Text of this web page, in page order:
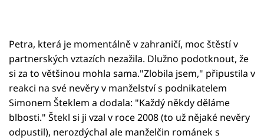
Petra, která je momentálně v zahraničí, moc štěstí v
partnerských vztazích nezažila. Dlužno podotknout, že
si za to většinou mohla sama."Zlobila jsem," připustila v
reakci na své nevěry v manželství s podnikatelem
Simonem Šteklem a dodala: "Každý někdy děláme
blbosti." Štekl si ji vzal v roce 2008 (to už nějaké nevěry
odpustil), nerozdýchal ale manželčin románek s